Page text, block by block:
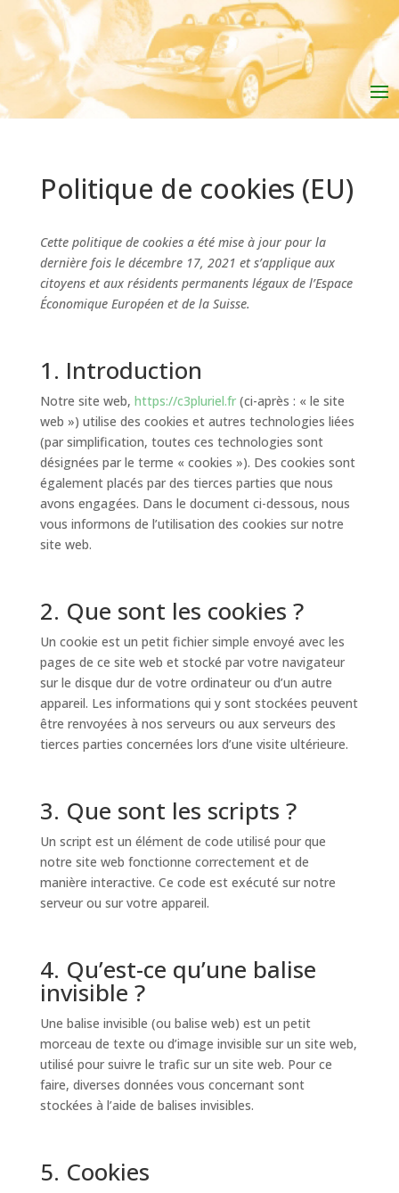
Politique de cookies (EU)
Cette politique de cookies a été mise à jour pour la
dernière fois le décembre 17, 2021 et s’applique aux
citoyens et aux résidents permanents légaux de l’Espace
Économique Européen et de la Suisse.
1. Introduction
Notre site web, https://c3pluriel.fr(ci-après : « le site
web ») utilise des cookies et autres technologies liées
(par simplification, toutes ces technologies sont
désignées par le terme « cookies »). Des cookies sont
également placés par des tierces parties que nous
avons engagées. Dans le document ci-dessous, nous
vous informons de l’utilisation des cookies sur notre
site web.
2. Que sont les cookies ?
Un cookie est un petit fichier simple envoyé avec les
pages de ce site web et stocké par votre navigateur
sur le disque dur de votre ordinateur ou d’un autre
appareil. Les informations qui y sont stockées peuvent
être renvoyées à nos serveurs ou aux serveurs des
tierces parties concernées lors d’une visite ultérieure.
3. Que sont les scripts ?
Un script est un élément de code utilisé pour que
notre site web fonctionne correctement et de
manière interactive. Ce code est exécuté sur notre
serveur ou sur votre appareil.
4. Qu’est-ce qu’une balise
invisible ?
Une balise invisible (ou balise web) est un petit
morceau de texte ou d’image invisible sur un site web,
utilisé pour suivre le trafic sur un site web. Pour ce
faire, diverses données vous concernant sont
stockées à l’aide de balises invisibles.
5. Cookies